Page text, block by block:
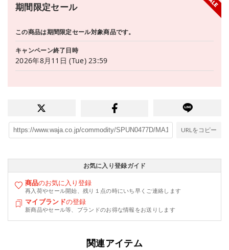
期間限定セール
この商品は期間限定セール対象商品です。
キャンペーン終了日時
2026年8月11日 (Tue) 23:59
URLをコピー
お気に入り登録ガイド
商品のお気に入り登録
再入荷やセール開始、残り１点の時にいち早くご連絡します
マイブランドの登録
新商品やセール等、ブランドのお得な情報をお送りします
関連アイテム